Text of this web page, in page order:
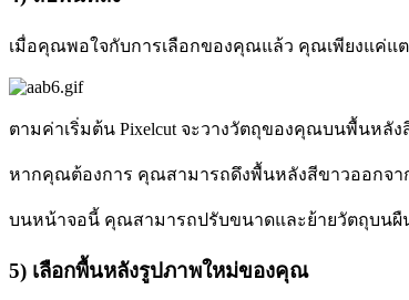
เมื่อคุณพอใจกับการเลือกของคุณแล้ว คุณเพียงแค่แ
ตามค่าเริ่มต้น Pixelcut จะวางวัตถุของคุณบนพื้นหลั
หากคุณต้องการ คุณสามารถดึงพื้นหลังสีขาวออกจา
บนหน้าจอนี้ คุณสามารถปรับขนาดและย้ายวัตถุบนผืน
5) เลือกพื้นหลังรูปภาพใหม่ของคุณ